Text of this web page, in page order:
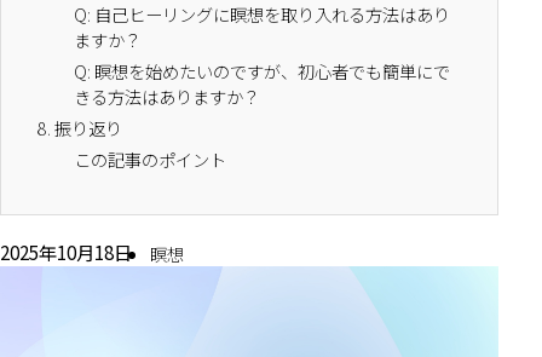
Q: 自己ヒーリングに瞑想を取り入れる方法はあり
ますか？
Q: 瞑想を始めたいのですが、初心者でも簡単にで
きる方法はありますか？
8.振り返り
この記事のポイント
2025年10月18日 瞑想